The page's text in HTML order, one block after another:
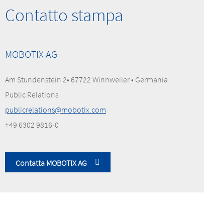
Contatto stampa
MOBOTIX AG
Am Stundenstein 2• 67722 Winnweiler • Germania
Public Relations
publicrelations@mobotix.com
+49 6302 9816-0
Contatta MOBOTIX AG